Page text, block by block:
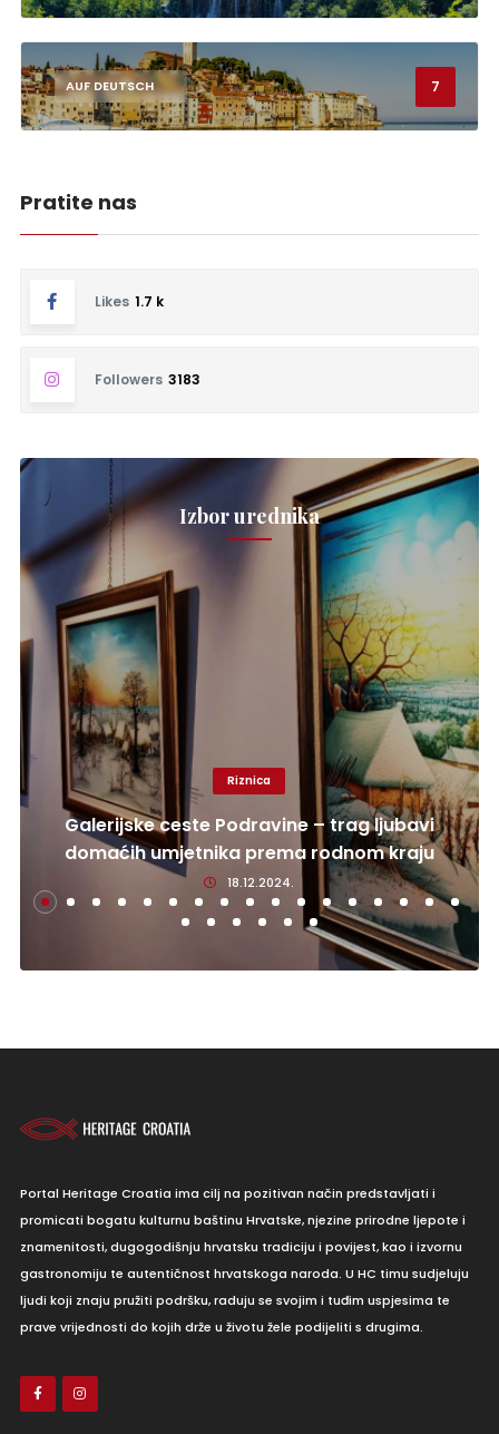
AUF DEUTSCH 7
Pratite nas
Likes 1.7 k
Followers 3183
Izbor urednika
Riznica
Galerijske ceste Podravine – trag ljubavi
domaćih umjetnika prema rodnom kraju
18.12.2024.
Portal Heritage Croatia ima cilj na pozitivan način predstavljati i
promicati bogatu kulturnu baštinu Hrvatske, njezine prirodne ljepote i
znamenitosti, dugogodišnju hrvatsku tradiciju i povijest, kao i izvornu
gastronomiju te autentičnost hrvatskoga naroda. U HC timu sudjeluju
ljudi koji znaju pružiti podršku, raduju se svojim i tuđim uspjesima te
prave vrijednosti do kojih drže u životu žele podijeliti s drugima.